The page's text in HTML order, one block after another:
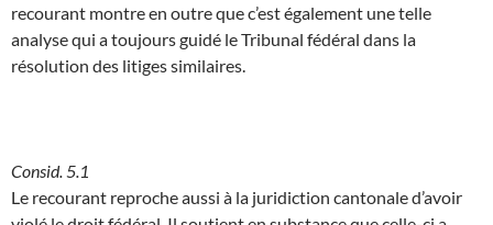
recourant montre en outre que c’est également une telle
analyse qui a toujours guidé le Tribunal fédéral dans la
résolution des litiges similaires.
Consid. 5.1
Le recourant reproche aussi à la juridiction cantonale d’avoir